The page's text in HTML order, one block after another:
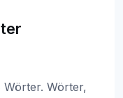
Wörter. Wörter,